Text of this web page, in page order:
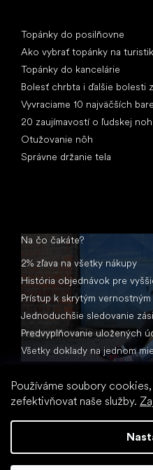
Používáme soubory
zefektivňovat naše služby.
Topánky do posilňovne
Ako vybrať topánky na
Topánky do kancelárie
Bolesť chrbta i ďalšie bolesti
Vyvraciame 10 najväčších
20 zaujímavostí o ľudskej
Otužovanie nôh
Správne držanie tela
Na čo čakáte?
2% zľava na všetky nákupy
História objednávok pre
Prístup k skrytým vernostným
Jednoduchšie sledovanie
Predvyplňovanie uložených
Všetky doklady na jednom